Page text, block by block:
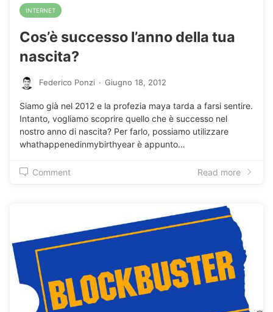
INTERNET
Cos’è successo l’anno della tua
nascita?
Federico Ponzi · Giugno 18, 2012
Siamo già nel 2012 e la profezia maya tarda a farsi sentire.
Intanto, vogliamo scoprire quello che è successo nel
nostro anno di nascita? Per farlo, possiamo utilizzare
whathappenedinmybirthyear è appunto…
Comment Read more